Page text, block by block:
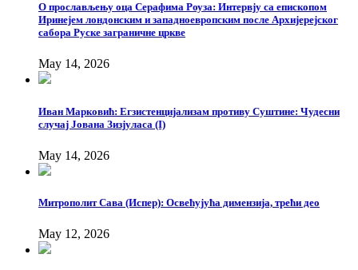
О прослављењу оца Серафима Роуза: Интервју са епископом
Иринејем лондонским и западноевропским после Архијерејског
сабора Руске заграничне цркве
May 14, 2026
Иван Марковић: Егзистенцијализам противу Суштине: Чудесни
случај Јована Зизјуласа (I)
May 14, 2026
Митрополит Сава (Испер): Oсвећујућа димензија, трећи део
May 12, 2026